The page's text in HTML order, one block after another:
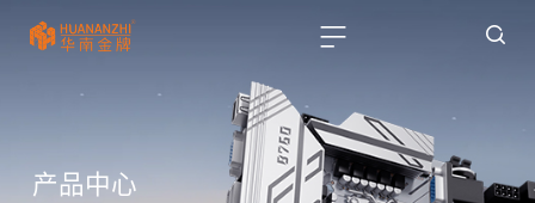
产品中心